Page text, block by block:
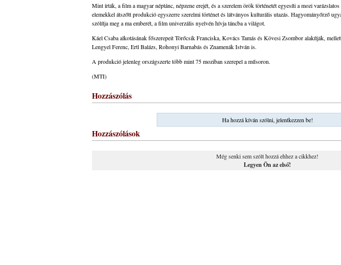
Mint írták, a film a magyar néptánc, népzene erejét, és a szerelem örök történetét egyesíti a mozi
elemekkel átszőtt produkció egyszerre szerelmi történet és látványos kulturális utazás. Hagyományőrző
szólítja meg a ma emberét, a film univerzális nyelvén hívja táncba a világot.
Káel Csaba alkotásának főszerepeit Törőcsik Franciska, Kovács Tamás és Kövesi Zsombor alakítják,
Lengyel Ferenc, Ertl Balázs, Rohonyi Barnabás és Znamenák István is.
A produkció jelenleg országszerte több mint 75 moziban szerepel a műsoron.
(MTI)
Hozzászólás
Ha hozzá kíván szólni, jelentkezzen be!
Hozzászólások
Még senki sem szólt hozzá ehhez a cikkhez!
Legyen Ön az első!